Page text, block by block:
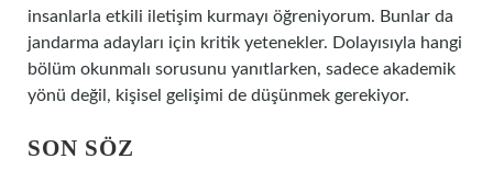
insanlarla etkili iletişim kurmayı öğreniyorum. Bunlar da
jandarma adayları için kritik yetenekler. Dolayısıyla hangi
bölüm okunmalı sorusunu yanıtlarken, sadece akademik
yönü değil, kişisel gelişimi de düşünmek gerekiyor.
SON SÖZ